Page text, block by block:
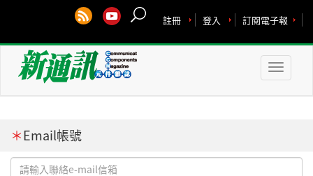
訂閱電子報
登入
註冊
Toggle
＊Email帳號